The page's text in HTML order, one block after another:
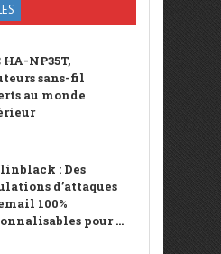
HA-NP35T,
sans-fil
au monde
: Des
d’attaques
100%
pour ...